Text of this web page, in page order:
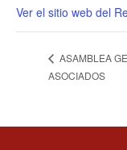
Ver el sitio web del
ASAMBLEA
ASOCIADOS